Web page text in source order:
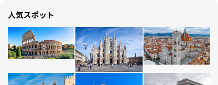
人気スポット